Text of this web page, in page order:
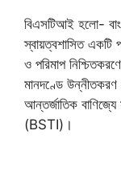
বিএসটিআই হলো-
স্বায়ত্বশাসিত একটি
ও পরিমাপ
মানদণ্ডে উন্নীতকরণ
আন্তর্জাতিক
(BSTI)।